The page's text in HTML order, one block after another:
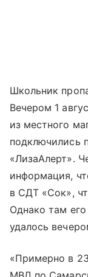
Школьник
Вечером 1
из местного
подключились
«ЛизаАлерт».
информация,
в СДТ «Сок»,
Однако там
удалось
«Примерно в